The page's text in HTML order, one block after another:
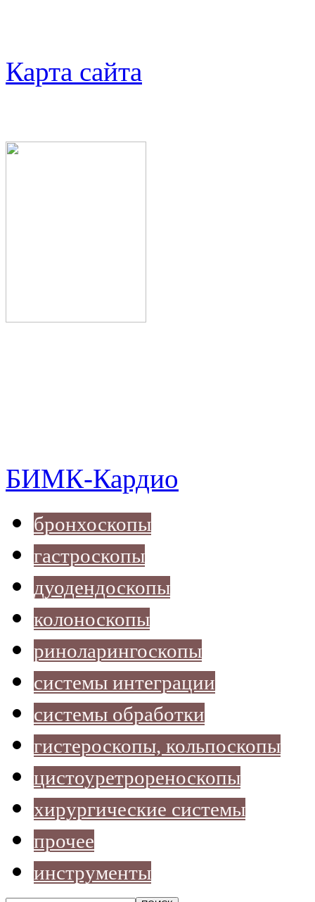
Карта сайта
БИМК-Кардио
бронхоскопы
гастроскопы
дуодендоскопы
колоноскопы
риноларингоскопы
системы интеграции
системы обработки
гистероскопы, кольпоскопы
цистоуретрореноскопы
хирургические системы
прочее
инструменты